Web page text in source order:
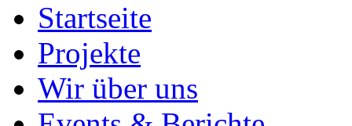
Startseite
Projekte
Wir über uns